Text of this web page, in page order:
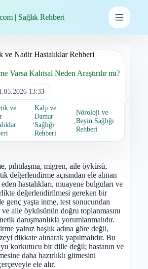
| Sağlık Rehberi
ve Nadir Hastalıklar Rehberi
Varsa Kalıtsal Neden Araştırılır mı?
13:33
ve
,
Kalp ve
Damar
Sağlığı
Rehberi
,
Nöroloji ve
Beyin Sağlığı
Rehberi
pıhtılaşma, migren, aile öyküsü,
değerlendirme açısından ele alınan
hastalıkları, muayene bulguları ve
değerlendirilmesi gereken bir
genç yaşta inme, test sonucundan
aile öyküsünün doğru toplanmasını
danışmanlıkla yorumlanmalıdır.
yalnız başlık adına göre değil,
dikkate alınarak yapılmalıdır. Bu
korkutucu bir dille değil; hastanın ve
daha hazırlıklı gitmesini
ele alır.